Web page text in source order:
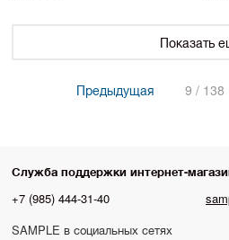
Показать
Предыдущая 9 / 138
Служба поддержки интернет-
+7 (985) 444-31-40
SAMPLE в социальных сетях